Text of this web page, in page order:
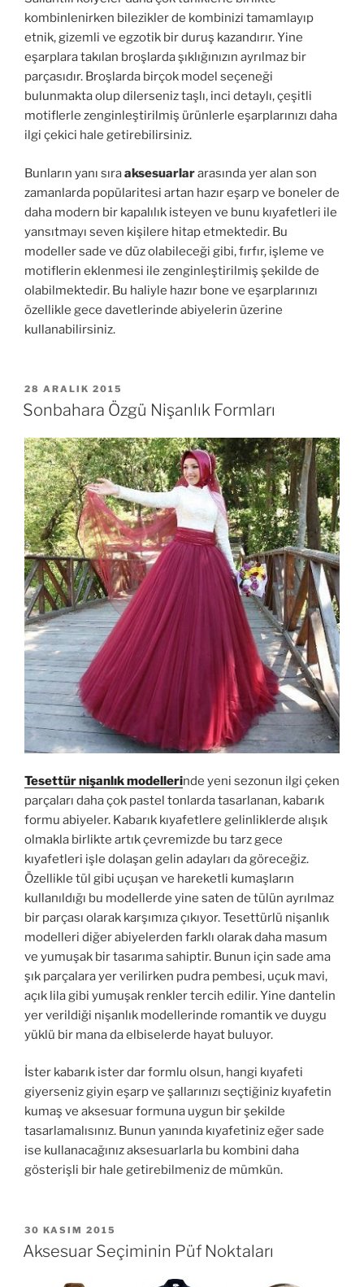
kombinlenirken bilezikler de kombinizi tamamlayıp
etnik, gizemli ve egzotik bir duruş kazandırır. Yine
eşarplara takılan broşlarda şıklığınızın ayrılmaz bir
parçasıdır. Broşlarda birçok model seçeneği
bulunmakta olup dilerseniz taşlı, inci detaylı, çeşitli
motiflerle zenginleştirilmiş ürünlerle eşarplarınızı daha
ilgi çekici hale getirebilirsiniz.
Bunların yanı sıraaksesuarlararasında yer alan son
zamanlarda popülaritesi artan hazır eşarp ve boneler de
daha modern bir kapalılık isteyen ve bunu kıyafetleri ile
yansıtmayı seven kişilere hitap etmektedir. Bu
modeller sade ve düz olabileceği gibi, fırfır, işleme ve
motiflerin eklenmesi ile zenginleştirilmiş şekilde de
olabilmektedir. Bu haliyle hazır bone ve eşarplarınızı
özellikle gece davetlerinde abiyelerin üzerine
kullanabilirsiniz.
YAYIM
TARIHI
28 ARALIK 2015
Sonbahara Özgü Nişanlık Formları
Tesettür nişanlık modellerinde yeni sezonun ilgi çeken
parçaları daha çok pastel tonlarda tasarlanan, kabarık
formu abiyeler. Kabarık kıyafetlere gelinliklerde alışık
olmakla birlikte artık çevremizde bu tarz gece
kıyafetleri işle dolaşan gelin adayları da göreceğiz.
Özellikle tül gibi uçuşan ve hareketli kumaşların
kullanıldığı bu modellerde yine saten de tülün ayrılmaz
bir parçası olarak karşımıza çıkıyor. Tesettürlü nişanlık
modelleri diğer abiyelerden farklı olarak daha masum
ve yumuşak bir tasarıma sahiptir. Bunun için sade ama
şık parçalara yer verilirken pudra pembesi, uçuk mavi,
açık lila gibi yumuşak renkler tercih edilir. Yine dantelin
yer verildiği nişanlık modellerinde romantik ve duygu
yüklü bir mana da elbiselerde hayat buluyor.
İster kabarık ister dar formlu olsun, hangi kıyafeti
giyerseniz giyin eşarp ve şallarınızı seçtiğiniz kıyafetin
kumaş ve aksesuar formuna uygun bir şekilde
tasarlamalısınız. Bunun yanında kıyafetiniz eğer sade
ise kullanacağınız aksesuarlarla bu kombini daha
gösterişli bir hale getirebilmeniz de mümkün.
YAYIM
TARIHI
30 KASIM 2015
Aksesuar Seçiminin Püf Noktaları